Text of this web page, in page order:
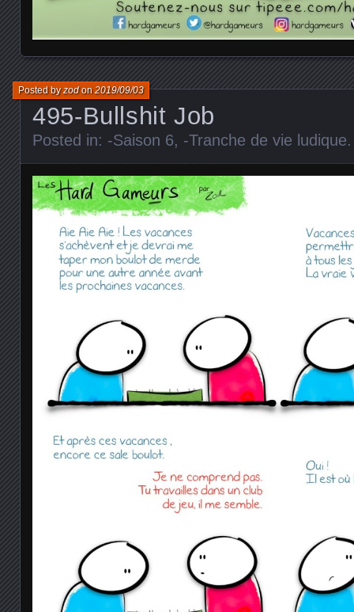
495-Bullshit Job
Posted byzodon2019/09/03
Posted in: -Saison 6, -Tranche de vie ludique